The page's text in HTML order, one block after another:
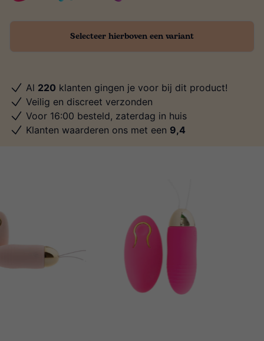
Selecteer hierboven een variant
Al 220 klanten gingen je voor bij dit product!
Veilig en discreet verzonden
Voor 16:00 besteld, zaterdag in huis
Klanten waarderen ons met een 9,4